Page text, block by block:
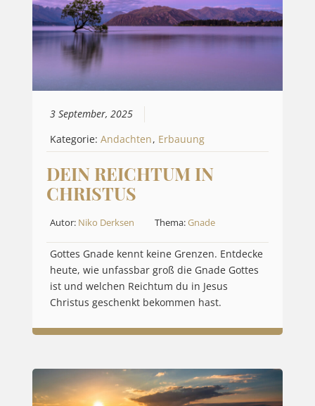
3 September, 2025
Kategorie:Andachten, Erbauung
DEIN REICHTUM IN
CHRISTUS
Autor: Niko Derksen Thema:Gnade
Gottes Gnade kennt keine Grenzen. Entdecke
heute, wie unfassbar groß die Gnade Gottes
ist und welchen Reichtum du in Jesus
Christus geschenkt bekommen hast.